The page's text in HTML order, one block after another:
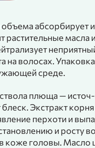
абсорбирует
масла
на волосах.
среде.
ствола плюща —
Экстракт
перхоти и
и росту
головы. Масло